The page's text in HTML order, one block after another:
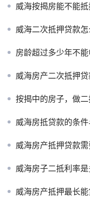
威海按揭房能不能
威海二次抵押贷款怎
房龄超过多少年不
威海房产二次抵押
按揭中的房子，做
威海房抵贷款的条件
威海房产抵押贷款需
威海房子二抵利率是
威海房产抵押最长能